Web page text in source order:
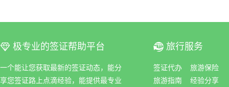
ꀆ 极专业的签证帮助平台
一个能让您获取最新的签证动态，能分
享您签证路上点滴经验，能提供最专业
ꀇ 旅行服务
签证代办
旅游保险
旅游指南
经验分享